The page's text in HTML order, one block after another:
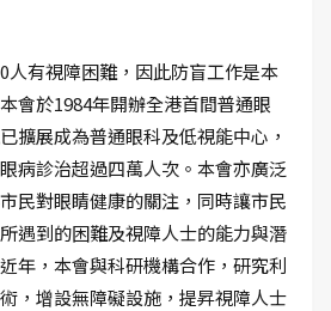
人有視障困難，因此防盲工作是本
會於1984年開辦全港首間普通眼
擴展成為普通眼科及低視能中心，
病診治超過四萬人次。本會亦廣泛
民對眼睛健康的關注，同時讓市民
遇到的困難及視障人士的能力與潛
年，本會與科研機構合作，研究利
，增設無障礙設施，提昇視障人士